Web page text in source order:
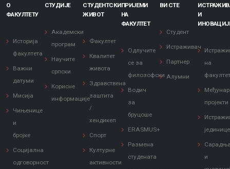
О
ФАКУЛТЕТУ
Историја
факултета
Важни
датуми
Мисија
Чињенице
и
бројке
Социјална
одговорност
СТУДИЈЕ
Академски
програм
Научите
српски
Корисне
информације
СТУДЕНТСКИ
ЖИВОТ
Факултет
Квалитет
живота
Здравствена
заштита
/
хендикеп
Спорт
Културне
активности
ПРИЈЕМИ
НА
ФАКУЛТЕТ
Одлучите
се за
филозофски
Водич
за
бруцоше
ERASMUS+
Размена
студената
ВИ СТЕ
Студент
Истраживач
Партнер
Алумни
И
на
пројекти
јединице
и